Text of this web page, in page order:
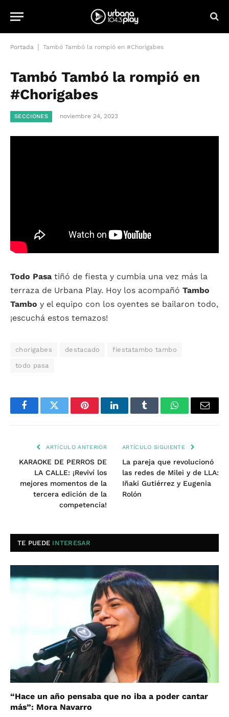
Portada Tambó Tambó la rompió en #Chorigabes
Tambó Tambó la rompió en
#Chorigabes
SECCIONES noviembre 24, 2023
Todo Pasa tiñó de fiesta y cumbia una vez más la
terraza de Urbana Play. Hoy los acompañó Tambo
Tambo y el equipo con los oyentes se bailaron todo,
¡escuchá estos temazos!
chorigabes destacado fiestatambo tambo
todo pasa
FacebookTwitter PinterestLinkedInTumblr WhatsAppEmail
ARTÍCULO ANTERIOR
KARAOKE DE PERROS DE
LA CALLE: ¡Reviví los
mejores momentos de la
tercera edición de la
competencia!
ARTÍCULO SIGUIENTE
La pareja que revolucionó
las redes de Milei y de LLA:
Iñaki Gutiérrez y Eugenia
Rolón
TE PUEDE INTERESAR
“Hace un año pensaba que no iba a poder cantar
más”: Mora Navarro